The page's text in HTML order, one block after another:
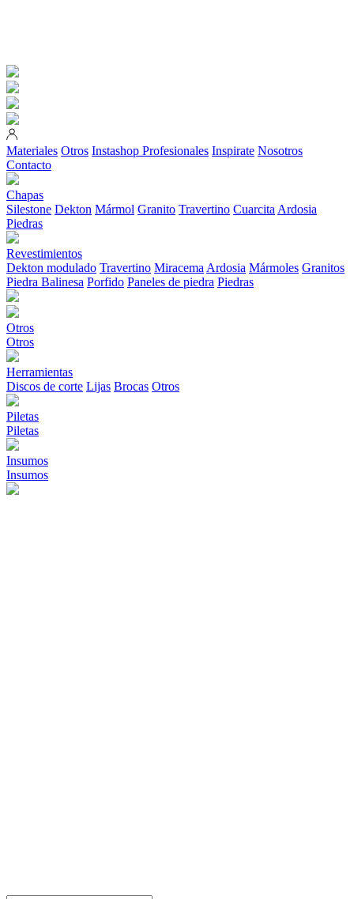
Materiales Otros Instashop Profesionales Inspirate Nosotros
Contacto
Chapas
Silestone Dekton Mármol Granito Travertino Cuarcita Ardosia
Piedras
Revestimientos
Dekton modulado Travertino Miracema Ardosia Mármoles Granitos
Piedra Balinesa Porfido Paneles de piedra Piedras
Otros
Otros
Herramientas
Discos de corte Lijas Brocas Otros
Piletas
Piletas
Insumos
Insumos